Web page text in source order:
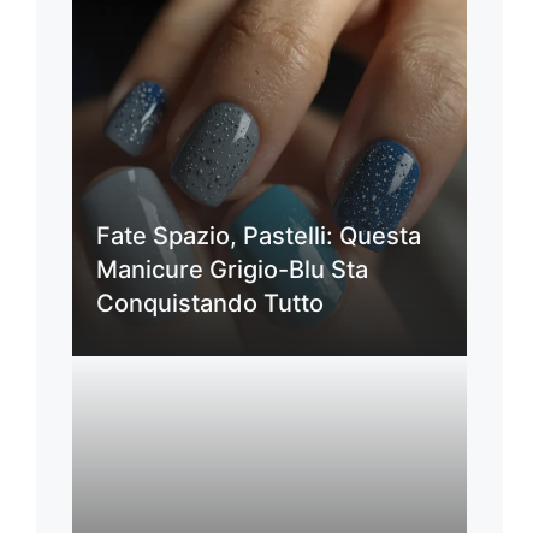
Fate Spazio, Pastelli: Questa
Manicure Grigio-Blu Sta
Conquistando Tutto